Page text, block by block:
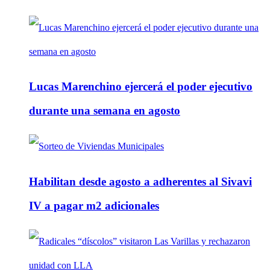
Lucas Marenchino ejercerá el poder ejecutivo
durante una semana en agosto
Habilitan desde agosto a adherentes al Sivavi
IV a pagar m2 adicionales